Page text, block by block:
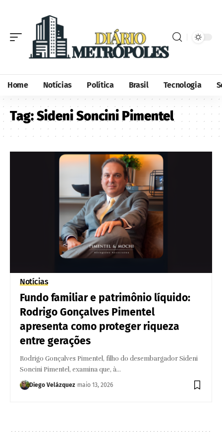
Home Notícias Política Brasil Tecnologia
Tag:Sideni Soncini Pimentel
Notícias
Fundo familiar e patrimônio líquido:
Rodrigo Gonçalves Pimentel
apresenta como proteger riqueza
entre gerações
Rodrigo Gonçalves Pimentel, filho do desembargador Sideni
Soncini Pimentel, examina que, à…
Diego Velázquez maio 13, 2026